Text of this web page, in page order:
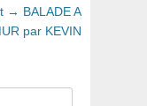
→ Article
suivant
BALADE A
par KEVIN